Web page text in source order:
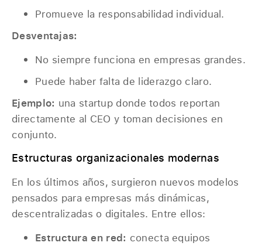
Promueve la responsabilidad individual.
Desventajas:
No siempre funciona en empresas grandes.
Puede haber falta de liderazgo claro.
Ejemplo: una startup donde todos reportan
directamente al CEO y toman decisiones en
conjunto.
Estructuras organizacionales modernas
En los últimos años, surgieron nuevos modelos
pensados para empresas más dinámicas,
descentralizadas o digitales. Entre ellos:
Estructura en red: conecta equipos